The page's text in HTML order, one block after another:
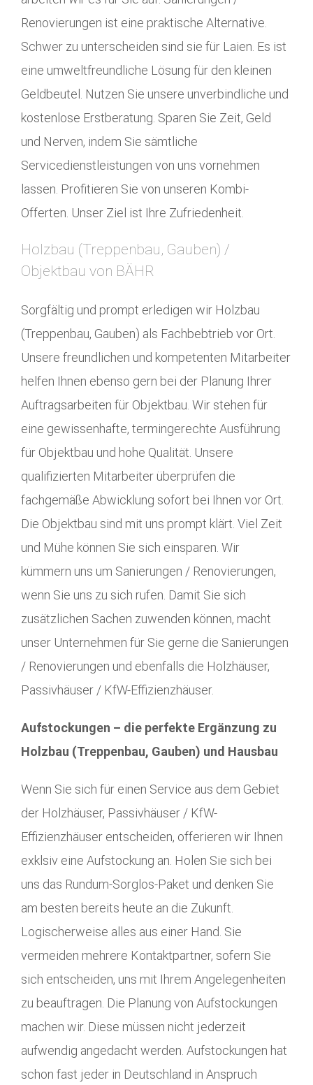
Renovierungen ist eine praktische Alternative.
Schwer zu unterscheiden sind sie für Laien. Es ist
eine umweltfreundliche Lösung für den kleinen
Geldbeutel. Nutzen Sie unsere unverbindliche und
kostenlose Erstberatung. Sparen Sie Zeit, Geld
und Nerven, indem Sie sämtliche
Servicedienstleistungen von uns vornehmen
lassen. Profitieren Sie von unseren Kombi-
Offerten. Unser Ziel ist Ihre Zufriedenheit.
Holzbau (Treppenbau, Gauben) /
Objektbau von BÄHR
Sorgfältig und prompt erledigen wir Holzbau
(Treppenbau, Gauben) als Fachbebtrieb vor Ort.
Unsere freundlichen und kompetenten Mitarbeiter
helfen Ihnen ebenso gern bei der Planung Ihrer
Auftragsarbeiten für Objektbau. Wir stehen für
eine gewissenhafte, termingerechte Ausführung
für Objektbau und hohe Qualität. Unsere
qualifizierten Mitarbeiter überprüfen die
fachgemäße Abwicklung sofort bei Ihnen vor Ort.
Die Objektbau sind mit uns prompt klärt. Viel Zeit
und Mühe können Sie sich einsparen. Wir
kümmern uns um Sanierungen / Renovierungen,
wenn Sie uns zu sich rufen. Damit Sie sich
zusätzlichen Sachen zuwenden können, macht
unser Unternehmen für Sie gerne die Sanierungen
/ Renovierungen und ebenfalls die Holzhäuser,
Passivhäuser / KfW-Effizienzhäuser.
Aufstockungen – die perfekte Ergänzung zu
Holzbau (Treppenbau, Gauben) und Hausbau
Wenn Sie sich für einen Service aus dem Gebiet
der Holzhäuser, Passivhäuser / KfW-
Effizienzhäuser entscheiden, offerieren wir Ihnen
exklsiv eine Aufstockung an. Holen Sie sich bei
uns das Rundum-Sorglos-Paket und denken Sie
am besten bereits heute an die Zukunft.
Logischerweise alles aus einer Hand. Sie
vermeiden mehrere Kontaktpartner, sofern Sie
sich entscheiden, uns mit Ihrem Angelegenheiten
zu beauftragen. Die Planung von Aufstockungen
machen wir. Diese müssen nicht jederzeit
aufwendig angedacht werden. Aufstockungen hat
schon fast jeder in Deutschland in Anspruch